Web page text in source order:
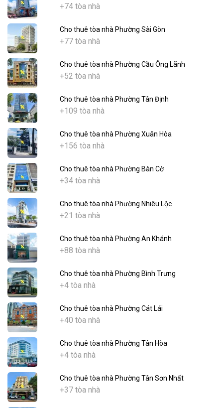
+74 tòa nhà
Cho thuê tòa nhà Phường Sài Gòn
+77 tòa nhà
Cho thuê tòa nhà Phường Cầu Ông Lãnh
+52 tòa nhà
Cho thuê tòa nhà Phường Tân Định
+109 tòa nhà
Cho thuê tòa nhà Phường Xuân Hòa
+156 tòa nhà
Cho thuê tòa nhà Phường Bàn Cờ
+34 tòa nhà
Cho thuê tòa nhà Phường Nhiêu Lộc
+21 tòa nhà
Cho thuê tòa nhà Phường An Khánh
+88 tòa nhà
Cho thuê tòa nhà Phường Bình Trưng
+4 tòa nhà
Cho thuê tòa nhà Phường Cát Lái
+40 tòa nhà
Cho thuê tòa nhà Phường Tân Hòa
+4 tòa nhà
Cho thuê tòa nhà Phường Tân Sơn Nhất
+37 tòa nhà